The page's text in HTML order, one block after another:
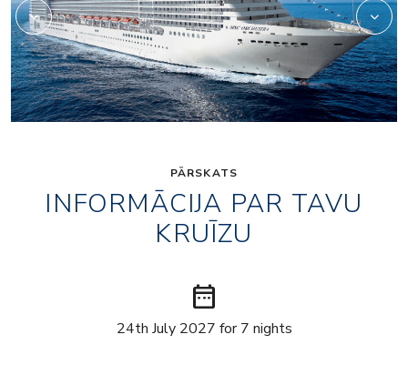
PĀRSKATS
INFORMĀCIJA PAR TAVU
KRUĪZU
date_range
24th July 2027 for 7 nights